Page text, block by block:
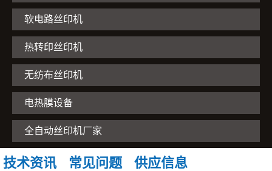
软电路丝印机
热转印丝印机
无纺布丝印机
电热膜设备
全自动丝印机厂家
技术资讯 常见问题 供应信息